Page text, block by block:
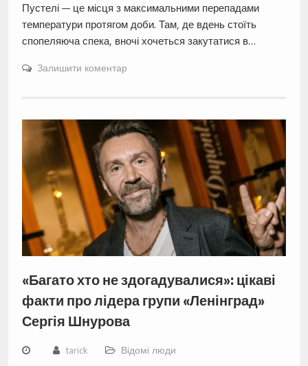
Пустелі — це місця з максимальними перепадами
температури протягом доби. Там, де вдень стоїть
спопеляюча спека, вночі хочеться закутатися в…
Залишити коментар
«Багато хто не здогадувалися»: цікаві
факти про лідера групи «Ленінград»
Сергія Шнурова
tarick Відомі люди